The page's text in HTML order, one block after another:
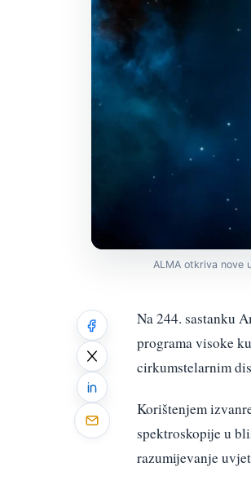
ALMA otkriva nove
Na 244. sastanku
programa visoke
cirkumstelarnim
Korištenjem
spektroskopije u
razumijevanje